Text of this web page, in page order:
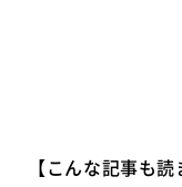
【こんな記事も読